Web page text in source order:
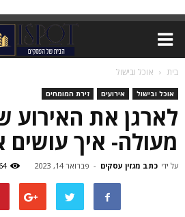
בית אוכל ובישול
אוכל ובישול אירועים זירת המומחים
לארגן את האירוע
מעולה- איך עושים
על ידי כתב מגזין עסקים - פברואר 14, 2023